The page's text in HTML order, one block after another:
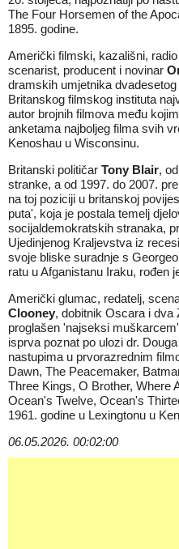
The Four Horsemen of the
1895. godine.
Američki filmski, kazališni,
scenarist, producent i novinar
dramskih umjetnika
Britanskog filmskog instituta
autor brojnih filmova među
anketama najboljeg filma svih
Kenoshau u Wisconsinu.
Britanski političar Tony Blair,
stranke, a od 1997. do 2007.
na toj poziciji u britanskoj
puta', koja je postala temelj
socijaldemokratskih stranaka,
Ujedinjenog Kraljevstva iz
svoje bliske suradnje s
ratu u Afganistanu Iraku, rođen
Američki glumac, redatelj,
Clooney, dobitnik Oscara i dva
proglašen 'najseksi
isprva poznat po ulozi dr.
nastupima u prvorazrednim
Dawn, The Peacemaker,
Three Kings, O Brother, Where
Ocean's Twelve, Ocean's
1961. godine u Lexingtonu u
06.05.2026. 00:02:00